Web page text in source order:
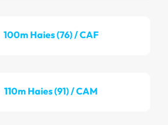
100m Haies (76) / CAF
110m Haies (91) / CAM